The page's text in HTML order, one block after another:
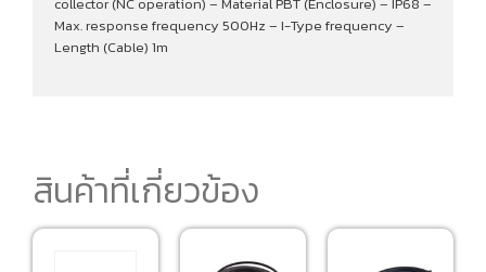
collector (NC operation) – Material PBT (Enclosure) – IP68 –
Max. response frequency 500Hz – I-Type frequency –
Length (Cable) 1m
สินค้าที่เกี่ยวข้อง